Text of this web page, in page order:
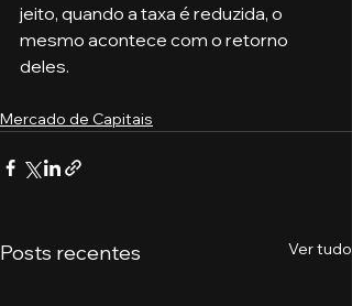
jeito, quando a taxa é reduzida, o
mesmo acontece com o retorno
deles.
Mercado de Capitais
Posts recentes Ver tudo